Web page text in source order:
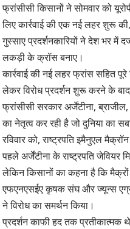
फ्रांसीसी किसानों ने सोमवार को
लिए कार्रवाई की एक नई लहर शुरू
गुस्साए प्रदर्शनकारियों ने देश भर
लकड़ी के क्रॉस बनाए।
कार्रवाई की नई लहर फ्रांस सहित पूरे
लेकर विरोध प्रदर्शन शुरू करने के
फ्रांसीसी सरकार अर्जेंटीना,
का नेतृत्व कर रही है जो दुनिया का
रविवार को, राष्ट्रपति इमैनुएल
पहले अर्जेंटीना के राष्ट्रपति जेवियर
लेकिन किसानों का कहना है कि
एफएनएसईए कृषक संघ और ज्यून्स
ने विरोध का समर्थन किया।
प्रदर्शन काफी हद तक प्रतीकात्मक